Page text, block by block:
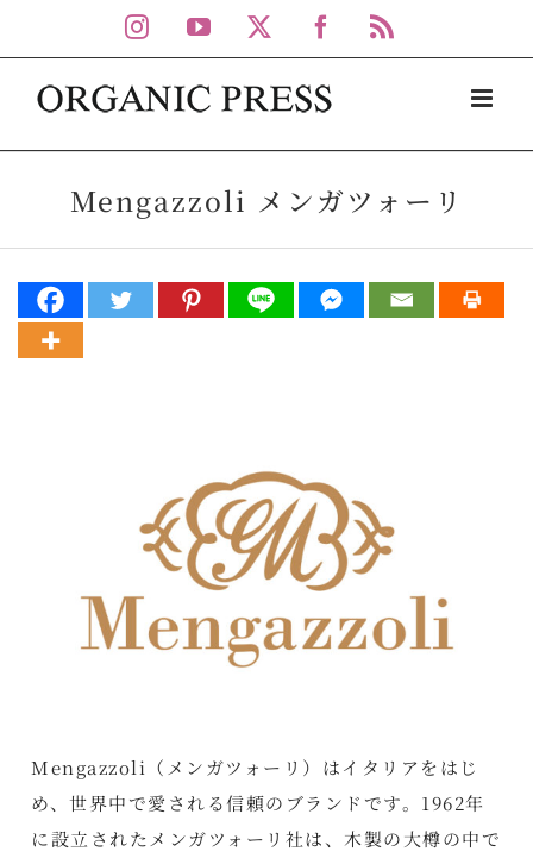
to
content
Instagram
YouTube Facebook
Mengazzoli メンガツォーリ
Mengazzoli（メンガツォーリ）はイタリアをはじ
め、世界中で愛される信頼のブランドです。1962年
に設立されたメンガツォーリ社は、木製の大樽の中で